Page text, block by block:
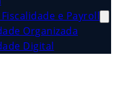
e Payroll
Organizada
Digital